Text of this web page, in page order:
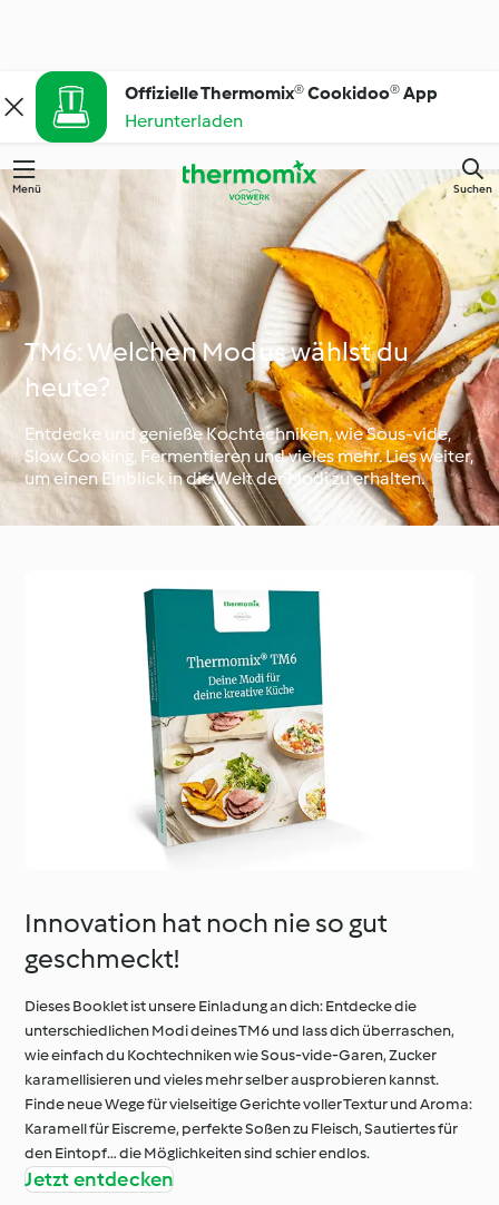
Offizielle Thermomix® Cookidoo® App
Herunterladen
Menü Suchen
TM6: Welchen Modus wählst du
heute?
Entdecke und genieße Kochtechniken, wie Sous-vide,
Slow Cooking, Fermentieren und vieles mehr. Lies weiter,
um einen Einblick in die Welt der Modi zu erhalten.
Innovation hat noch nie so gut
geschmeckt!
Dieses Booklet ist unsere Einladung an dich: Entdecke die
unterschiedlichen Modi deines TM6 und lass dich überraschen,
wie einfach du Kochtechniken wie Sous-vide-Garen, Zucker
karamellisieren und vieles mehr selber ausprobieren kannst.
Finde neue Wege für vielseitige Gerichte voller Textur und Aroma:
Karamell für Eiscreme, perfekte Soßen zu Fleisch, Sautiertes für
den Eintopf… die Möglichkeiten sind schier endlos.
Jetzt entdecken